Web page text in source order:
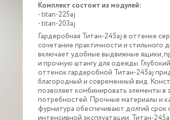
Комплект состоит из модулей:
- titan-225aj
- titan-203aj
Гардеробная Титан-245aj в оттенке
сочетание практичности и стильного
включает удобные выдвижные ящики,
и прочную штангу для одежды.
оттенок гардеробной Титан-245aj
благородный и современный вид.
позволяет комбинировать элементы в
потребностей. Прочные материалы и
фурнитура обеспечивают долгий срок
интенсивной эксплуатации. Титан-